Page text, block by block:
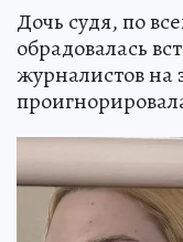
Дочь судя, по
обрадовалась
журналистов на